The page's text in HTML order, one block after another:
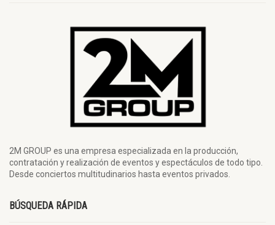
2M GROUP es una empresa especializada en la producción,
contratación y realización de eventos y espectáculos de todo tipo.
Desde conciertos multitudinarios hasta eventos privados.
BÚSQUEDA RÁPIDA